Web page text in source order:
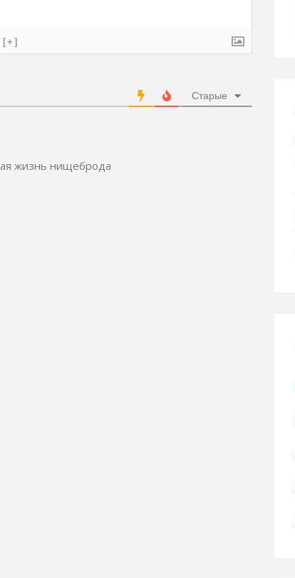
[+]
Старые
жизнь нищеброда